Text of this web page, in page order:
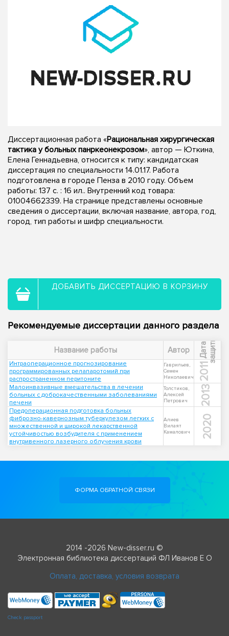
Диссертационная работа «Рациональная хирургическая
тактика у больных панркеонекрозом», автор — Юткина,
Елена Геннадьевна, относится к типу: кандидатская
диссертация по специальности 14.01.17. Работа
подготовлена в городе Пенза в 2010 году. Объем
работы: 137 с. : 16 ил.. Внутренний код товара:
01004662339. На странице представлены основные
сведения о диссертации, включая название, автора, год,
город, тип работы и шифр специальности.
ДОБАВИТЬ ДИССЕРТАЦИЮ В КОРЗИНУ
Рекомендуемые диссертации данного раздела
Название работы Автор Д
а
т
а
з
а
щ
и
т ы
Интраоперационное прогнозирование
программированных релапаротомий при
распространенном перитоните
Гаврильев,
Семен
Николаевич
2011
Малоинвазивные вмешательства в лечении
больных с доброкачественными заболеваниями
печени
Толстиков,
Алексей
Петрович
2013
Предоперационная подготовка больных
фиброзно-кавернозным туберкулезом легких с
множественной и широкой лекарственной
устойчивостью возбудителя с применением
внутривенного лазерного облучения крови
Алиев
Вилаят
Камалович
2020
ФОРМА ОБРАТНОЙ СВЯЗИ
2014 -2026 New-disser.ru ©
Электронная библиотека диссертаций ФЛ Иванов Е О
Оплата, доставка, условия возврата
Check passport